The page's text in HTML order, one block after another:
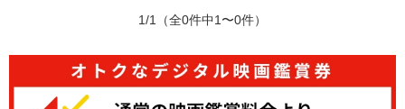
1/1 （全0件中1〜0件）